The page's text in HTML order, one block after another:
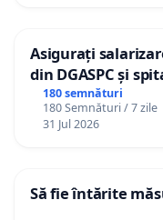
Asigurați
din DGASPC și
180 semnături
180 Semnături / 7 zile
31 Jul 2026
Să fie întărite